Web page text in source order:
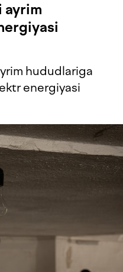
ayrim
hududlariga
energiyasi